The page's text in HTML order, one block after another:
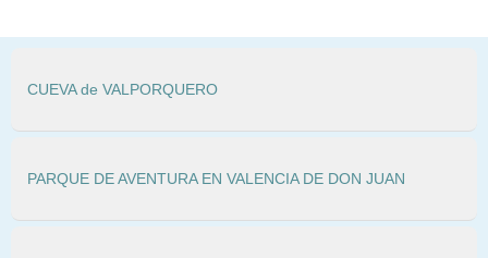
CUEVA de VALPORQUERO
PARQUE DE AVENTURA EN VALENCIA DE DON JUAN